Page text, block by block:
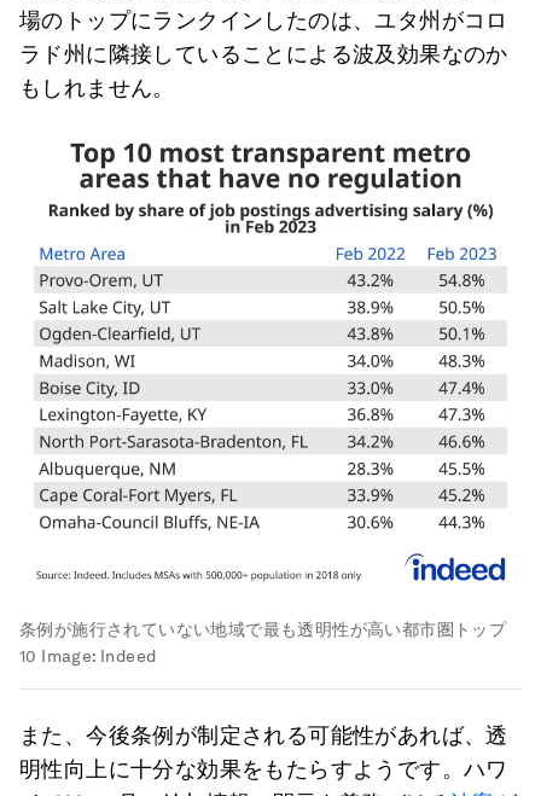
場のトップにランクインしたのは、ユタ州がコロ
ラド州に隣接していることによる波及効果なのか
もしれません。
条例が施行されていない地域で最も透明性が高い都市圏トップ
10 Image: Indeed
また、今後条例が制定される可能性があれば、透
明性向上に十分な効果をもたらすようです。ハワ